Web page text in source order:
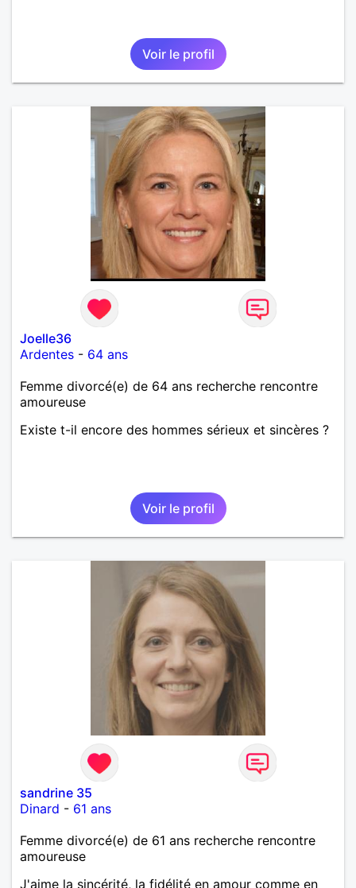
Voir le profil
Joelle36
Ardentes - 64 ans
Femme divorcé(e) de 64 ans recherche rencontre
amoureuse
Existe t-il encore des hommes sérieux et sincères ?
Voir le profil
sandrine 35
Dinard - 61 ans
Femme divorcé(e) de 61 ans recherche rencontre
amoureuse
J'aime la sincérité, la fidélité en amour comme en